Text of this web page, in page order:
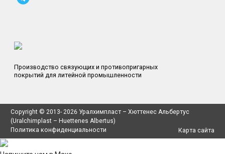
Производство связующих и противопригарных
покрытий для литейной промышленности
Copyright © 2013-2026 Уралхимпласт – Хюттенес Альбертус
(Uralchimplast – Huettenes Albertus)
Политика конфиденциальности
Карта сайта